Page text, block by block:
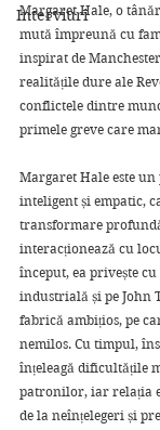
Interviuri
Margaret Hale, o
mută împreună cu
inspirat de
realitățile dure ale
conflictele dintre
primele greve care
Margaret Hale este
inteligent și empatic,
transformare
interacționează cu
început, ea privește
industrială și pe John
fabrică ambițios, pe
nemilos. Cu timpul,
înțeleagă dificultățile
patronilor, iar relația
de la neînțelegeri și